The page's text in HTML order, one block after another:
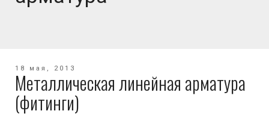
18 мая, 2013
Металлическая линейная арматура
(фитинги)